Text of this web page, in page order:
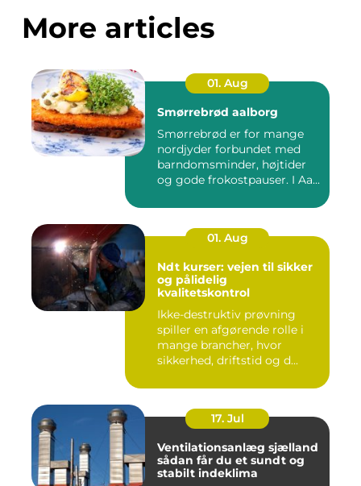
More articles
01. Aug
Smørrebrød aalborg
Smørrebrød er for mange
nordjyder forbundet med
barndomsminder, højtider
og gode frokostpauser. I Aa...
01. Aug
Ndt kurser: vejen til sikker
og pålidelig
kvalitetskontrol
Ikke-destruktiv prøvning
spiller en afgørende rolle i
mange brancher, hvor
sikkerhed, driftstid og d...
17. Jul
Ventilationsanlæg sjælland
sådan får du et sundt og
stabilt indeklima